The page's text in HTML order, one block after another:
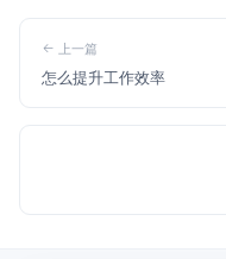
上一篇
怎么提升工作效率